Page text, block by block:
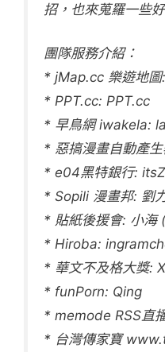
招，也來蒐羅一些
團隊服務介紹：
* jMap.cc 樂遊地
* PPT.cc: PPT.cc
* 早鳥網 iwakela:
* 惡搞漫畫自動產
* e04黑特銀行:
* Sopili 漫畫邦: 劉
* 貼紙後援會: 小海
* Hiroba:
* 華文不及格大獎:
* funPorn: Qing
* memode RSS直
* 台灣傳家寶